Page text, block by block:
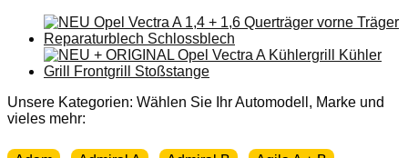
Unsere Kategorien: Wählen Sie Ihr Automodell, Marke und
vieles mehr: